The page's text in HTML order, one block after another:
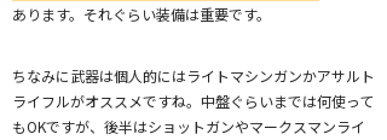
あります。それぐらい装備は重要です。
ちなみに武器は個人的にはライトマシンガンかアサルト
ライフルがオススメですね。中盤ぐらいまでは何使って
もOKですが、後半はショットガンやマークスマンライ